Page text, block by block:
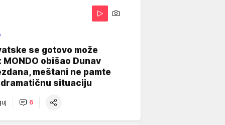
se gotovo može
MONDO obišao Dunav
meštani ne pamte
situaciju
6